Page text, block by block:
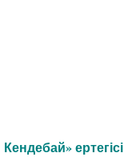
ертегісі